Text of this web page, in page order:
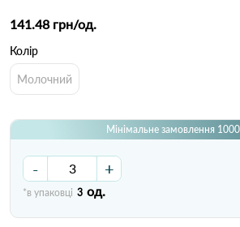
141.48 грн/од.
Колір
Молочний
Мінімальне замовлення
- +
*в упаковці 3 од.